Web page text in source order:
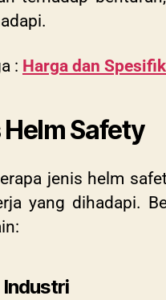
: Harga dan
Safety
jenis helm
yang dihadapi.
Industri